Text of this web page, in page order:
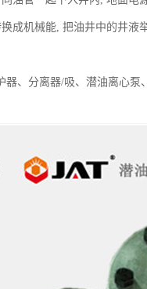
成机械能, 把油井中的井液
器、分离器/吸、潜油离心